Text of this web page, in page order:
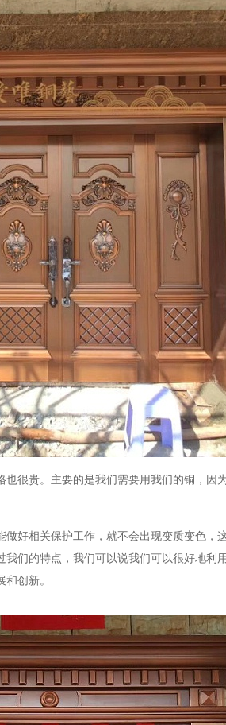
很贵。主要的是我们需要用我们的铜，因
好相关保护工作，就不会出现变质变色，
们的特点，我们可以说我们可以很好地利
创新。